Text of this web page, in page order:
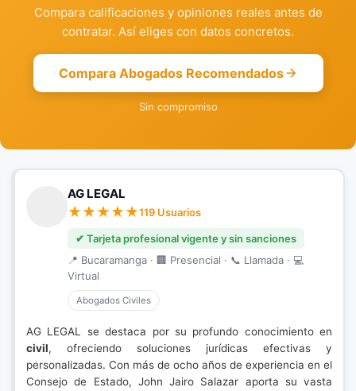
Compara calificaciones y opiniones reales antes de
contratar. Así eliges con datos concretos.
Compara Abogados Recomendados
Sin compromiso
AG LEGAL
119 Usuarios
✔ Tarjeta profesional vigente y sin sanciones
📍 Bucaramanga · 🏢 Presencial · 📞 Llamada · 💻
Virtual
Abogados Civiles
AG LEGAL se destaca por su profundo conocimiento en
civil, ofreciendo soluciones jurídicas efectivas y
personalizadas. Con más de ocho años de experiencia en el
Consejo de Estado, John Jairo Salazar aporta su vasta